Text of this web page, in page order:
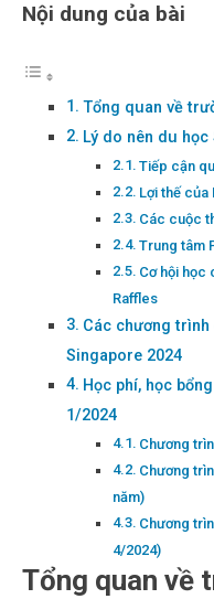
Nội dung của bài
Tổng quan về
Lý do nên du
Tiếp cận
Lợi thế của
Các cuộc
Trung tâm
Cơ hội học
Raffles
Các chương
Singapore 2024
Học phí, học
1/2024
Chương
Chương
năm)
Chương
4/2024)
Tổng quan về